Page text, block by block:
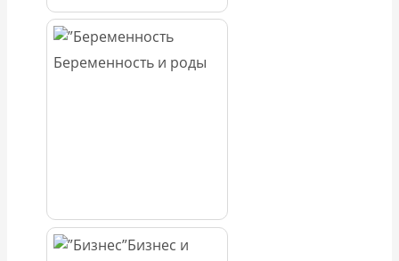
Беременность и роды
Бизнес и